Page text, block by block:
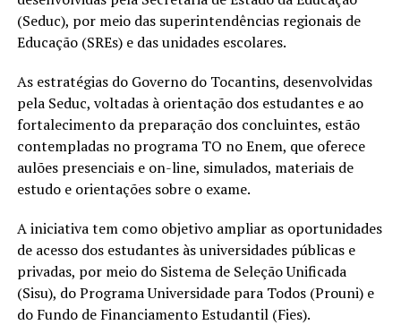
(Seduc), por meio das superintendências regionais de
Educação (SREs) e das unidades escolares.
As estratégias do Governo do Tocantins, desenvolvidas
pela Seduc, voltadas à orientação dos estudantes e ao
fortalecimento da preparação dos concluintes, estão
contempladas no programa TO no Enem, que oferece
aulões presenciais e on-line, simulados, materiais de
estudo e orientações sobre o exame.
A iniciativa tem como objetivo ampliar as oportunidades
de acesso dos estudantes às universidades públicas e
privadas, por meio do Sistema de Seleção Unificada
(Sisu), do Programa Universidade para Todos (Prouni) e
do Fundo de Financiamento Estudantil (Fies).